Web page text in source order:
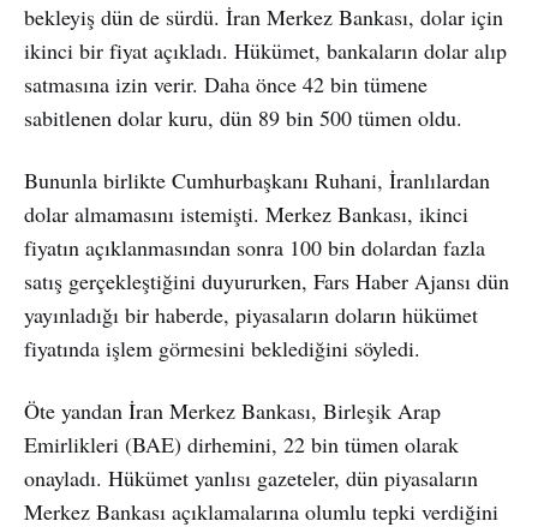
bekleyiş dün de sürdü. İran Merkez Bankası, dolar için
ikinci bir fiyat açıkladı. Hükümet, bankaların dolar alıp
satmasına izin verir. Daha önce 42 bin tümene
sabitlenen dolar kuru, dün 89 bin 500 tümen oldu.
Bununla birlikte Cumhurbaşkanı Ruhani, İranlılardan
dolar almamasını istemişti. Merkez Bankası, ikinci
fiyatın açıklanmasından sonra 100 bin dolardan fazla
satış gerçekleştiğini duyururken, Fars Haber Ajansı dün
yayınladığı bir haberde, piyasaların doların hükümet
fiyatında işlem görmesini beklediğini söyledi.
Öte yandan İran Merkez Bankası, Birleşik Arap
Emirlikleri (BAE) dirhemini, 22 bin tümen olarak
onayladı. Hükümet yanlısı gazeteler, dün piyasaların
Merkez Bankası açıklamalarına olumlu tepki verdiğini